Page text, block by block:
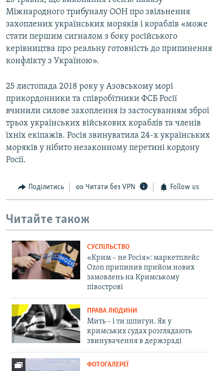
Міжнародного трибуналу ООН про звільнення
захоплених українських моряків і кораблів «може
стати першим сигналом з боку російського
керівництва про реальну готовність до припинення
конфлікту з Україною».
25 листопада 2018 року у Азовському морі
прикордонники та співробітники ФСБ Росії
вчинили силове захоплення із застосуванням зброї
трьох українських військових кораблів та членів
їхніх екіпажів. Росія звинуватила 24-х українських
моряків у нібито незаконному перетині кордону
Росії.
Поділитись Читати без VPN Follow us
Читайте також
СУСПІЛЬСТВО
«Крим – не Росія»: маркетплейс
Ozon припинив прийом нових
замовлень на Кримському
півострові
ПРАВА ЛЮДИНИ
Мить – і ти шпигун. Як у
кримських судах розглядають
звинувачення в держзраді
ФОТОГАЛЕРЕЇ